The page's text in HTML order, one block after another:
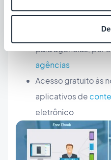
horas em 24
Dicas e conselhos
para agências, por
agências
Acesso gratuito às
aplicativos de
eletrônico